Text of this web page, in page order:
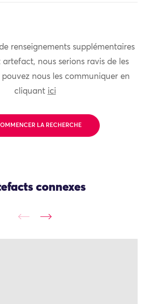
renseignements supplémentaires
nous serions ravis de les
nous les communiquer en
cliquant ici
LA RECHERCHE
connexes